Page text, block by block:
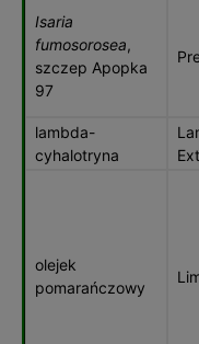
Isaria
fumosorosea,
szczep Apopka
97
lambda-
cyhalotryna
olejek
pomarańczowy